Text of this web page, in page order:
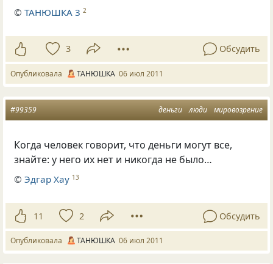
©ТАНЮШКА 3 2
3 Обсудить
Опубликовала ТАНЮШКА 06 июл 2011
деньги люди мировозрение
#99359
Когда человек говорит, что деньги могут все,
знайте: у него их нет и никогда не было…
©Эдгар Хау 13
11 2 Обсудить
Опубликовала ТАНЮШКА 06 июл 2011